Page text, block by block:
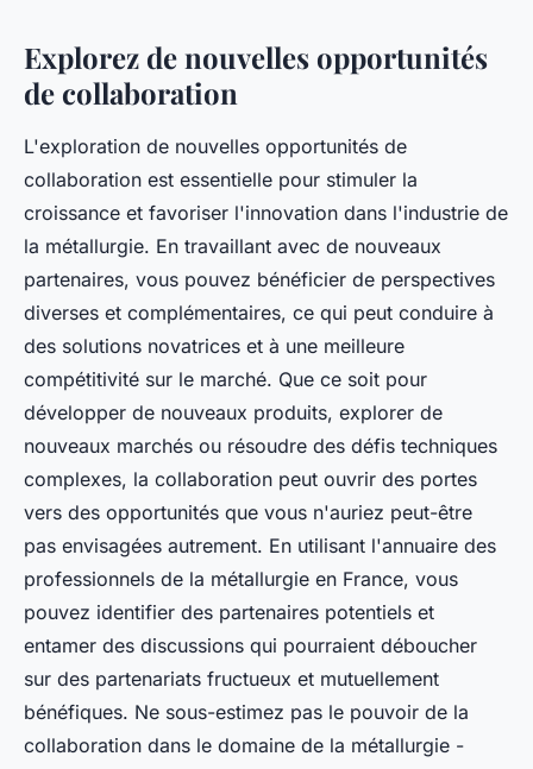
Explorez de nouvelles opportunités
de collaboration
L'exploration de nouvelles opportunités de
collaboration est essentielle pour stimuler la
croissance et favoriser l'innovation dans l'industrie de
la métallurgie. En travaillant avec de nouveaux
partenaires, vous pouvez bénéficier de perspectives
diverses et complémentaires, ce qui peut conduire à
des solutions novatrices et à une meilleure
compétitivité sur le marché. Que ce soit pour
développer de nouveaux produits, explorer de
nouveaux marchés ou résoudre des défis techniques
complexes, la collaboration peut ouvrir des portes
vers des opportunités que vous n'auriez peut-être
pas envisagées autrement. En utilisant l'annuaire des
professionnels de la métallurgie en France, vous
pouvez identifier des partenaires potentiels et
entamer des discussions qui pourraient déboucher
sur des partenariats fructueux et mutuellement
bénéfiques. Ne sous-estimez pas le pouvoir de la
collaboration dans le domaine de la métallurgie -